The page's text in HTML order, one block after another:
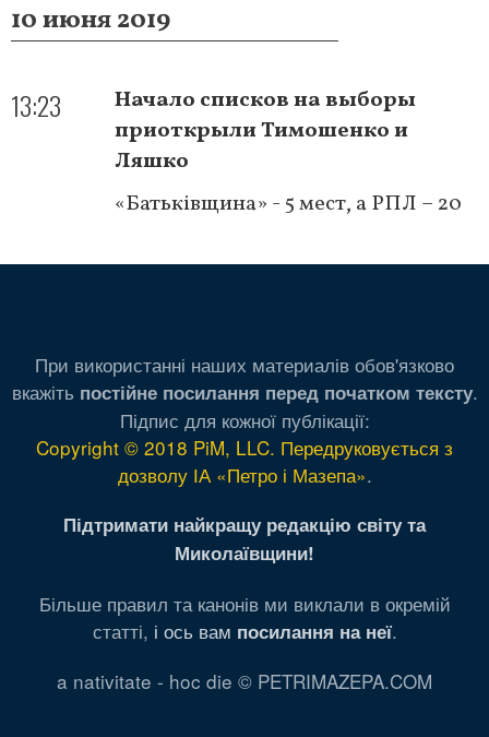
10 июня 2019
13:23
Начало списков на выборы
приоткрыли Тимошенко и
Ляшко
«Батьківщина» - 5 мест, а РПЛ – 20
При використанні наших материалів обов'язково
вкажіть постійне посилання перед початком тексту.
Підпис для кожної публікації:
Copyright © 2018 PiM, LLC. Передруковується з
дозволу ІА «Петро і Мазепа».
Підтримати найкращу редакцію світу та
Миколаївщини!
Більше правил та канонів ми виклали в окремій
статті, і ось вам посилання на неї.
a nativitate - hoc die © PETRIMAZEPA.COM